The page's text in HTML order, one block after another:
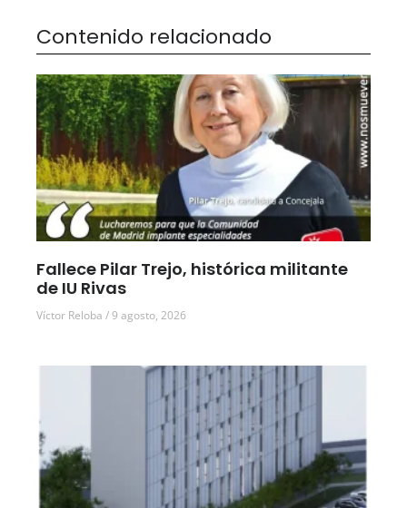
Contenido relacionado
Fallece Pilar Trejo, histórica militante
de IU Rivas
Víctor Reloba 9 agosto, 2026